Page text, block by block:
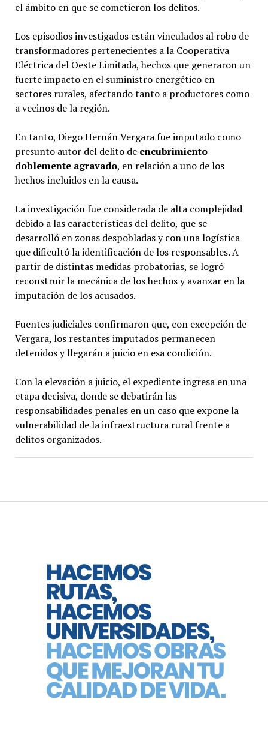
el ámbito en que se cometieron los delitos.
Los episodios investigados están vinculados al robo de
transformadores pertenecientes a la Cooperativa
Eléctrica del Oeste Limitada, hechos que generaron un
fuerte impacto en el suministro energético en
sectores rurales, afectando tanto a productores como
a vecinos de la región.
En tanto, Diego Hernán Vergara fue imputado como
presunto autor del delito de encubrimiento
doblemente agravado, en relación a uno de los
hechos incluidos en la causa.
La investigación fue considerada de alta complejidad
debido a las características del delito, que se
desarrolló en zonas despobladas y con una logística
que dificultó la identificación de los responsables. A
partir de distintas medidas probatorias, se logró
reconstruir la mecánica de los hechos y avanzar en la
imputación de los acusados.
Fuentes judiciales confirmaron que, con excepción de
Vergara, los restantes imputados permanecen
detenidos y llegarán a juicio en esa condición.
Con la elevación a juicio, el expediente ingresa en una
etapa decisiva, donde se debatirán las
responsabilidades penales en un caso que expone la
vulnerabilidad de la infraestructura rural frente a
delitos organizados.